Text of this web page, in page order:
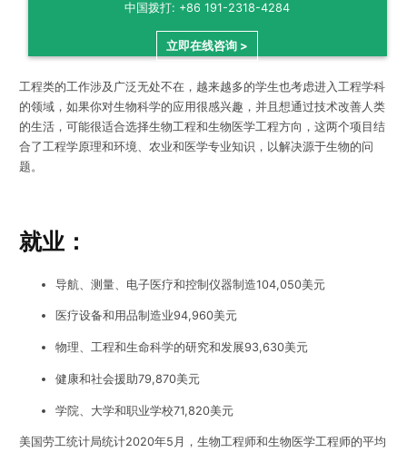
中国拨打: +86 191-2318-4284
立即在线咨询 >
工程类的工作涉及广泛无处不在，越来越多的学生也考虑进入工程学科
的领域，如果你对生物科学的应用很感兴趣，并且想通过技术改善人类
的生活，可能很适合选择生物工程和生物医学工程方向，这两个项目结
合了工程学原理和环境、农业和医学专业知识，以解决源于生物的问
题。
就业：
导航、测量、电子医疗和控制仪器制造104,050美元
医疗设备和用品制造业94,960美元
物理、工程和生命科学的研究和发展93,630美元
健康和社会援助79,870美元
学院、大学和职业学校71,820美元
美国劳工统计局统计2020年5月，生物工程师和生物医学工程师的平均